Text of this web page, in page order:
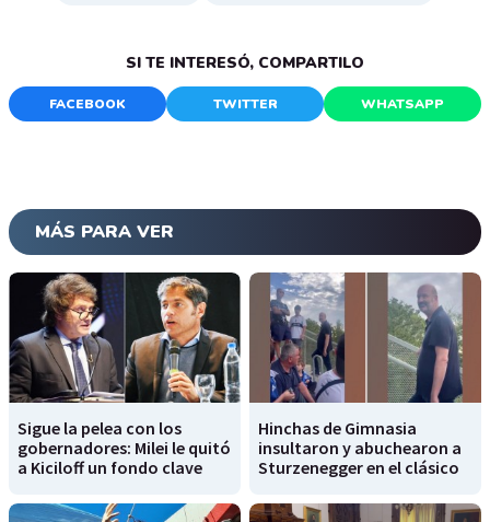
SI TE INTERESÓ, COMPARTILO
FACEBOOK TWITTER WHATSAPP
MÁS PARA VER
Sigue la pelea con los
gobernadores: Milei le quitó
a Kiciloff un fondo clave
Hinchas de Gimnasia
insultaron y abuchearon a
Sturzenegger en el clásico